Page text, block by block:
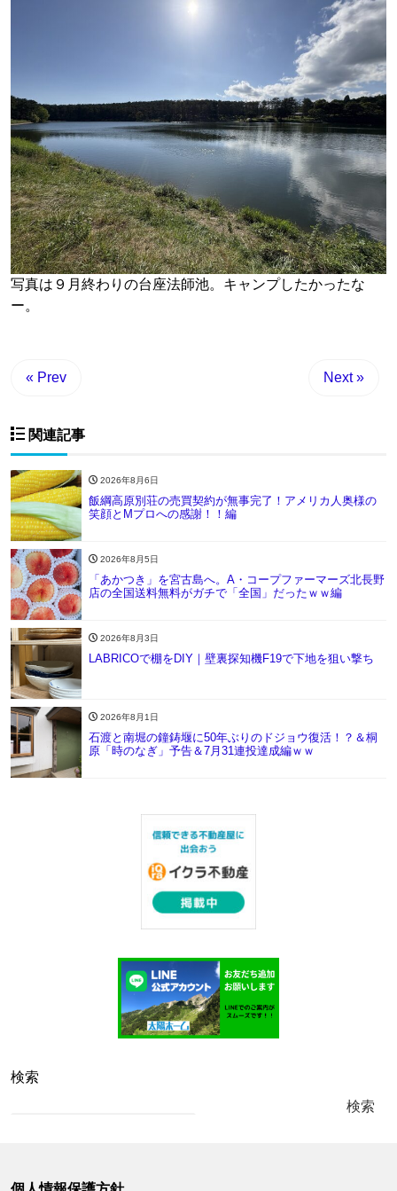
写真は９月終わりの台座法師池。キャンプしたかったな
ー。
« Prev Next »
関連記事
2026年8月6日
飯綱高原別荘の売買契約が無事完了！アメリカ人奥様の
笑顔とMプロへの感謝！！編
2026年8月5日
「あかつき」を宮古島へ。A・コープファーマーズ北長野
店の全国送料無料がガチで「全国」だったｗｗ編
2026年8月3日
LABRICOで棚をDIY｜壁裏探知機F19で下地を狙い撃ち
2026年8月1日
石渡と南堀の鐘鋳堰に50年ぶりのドジョウ復活！？＆桐
原「時のなぎ」予告＆7月31連投達成編ｗｗ
検索
検索